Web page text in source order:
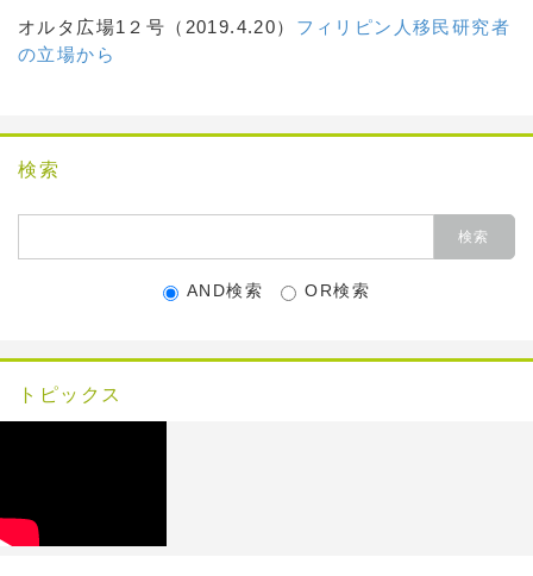
オルタ広場1２号（2019.4.20） フィリピン人移民研究者
の立場から
検索
AND検索 OR検索
トピックス